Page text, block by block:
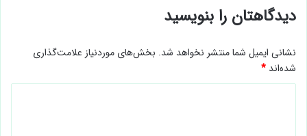
دیدگاهتان را بنویسید
نشانی ایمیل شما منتشر نخواهد شد. بخش‌های موردنیاز علامت‌گذاری
شده‌اند *